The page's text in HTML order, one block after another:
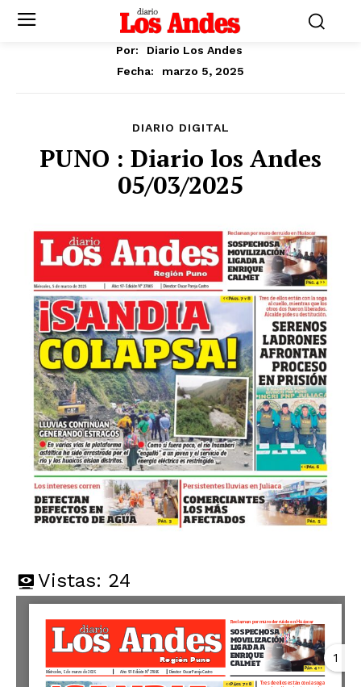
Por:
Diario Los Andes
Fecha:
marzo 5, 2025
DIARIO DIGITAL
PUNO : Diario los Andes
05/03/2025
Vistas: 24
1